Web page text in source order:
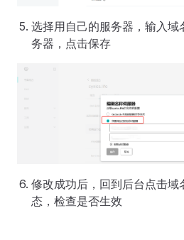
选择用自己的服务器，输入域
务器，点击保存
修改成功后，回到后台点击域
态，检查是否生效